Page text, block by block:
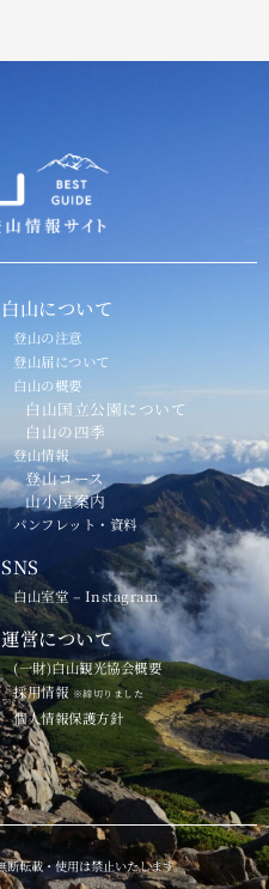
白山について
登山の注意
登山届について
白山の概要
白山国立公園について
白山の四季
登山情報
登山コース
山小屋案内
パンフレット・資料
SNS
白山室堂 – Instagram
運営について
(一財)白山観光協会概要
採用情報※締切りました
個人情報保護方針
転載・使用は禁止いたします。